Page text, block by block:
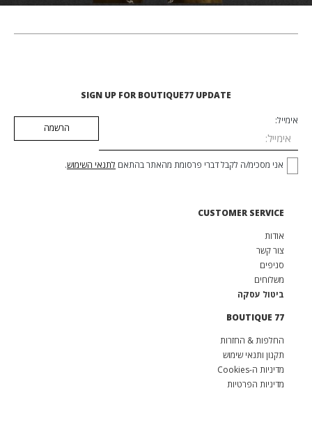
CUSTOMER SERVICE
אודות
צור קשר
סניפים
משלוחים
ביטול עסקה
BOUTIQUE 77
החלפות & החזרות
תקנון ותנאי שימוש
מדיניות ה-Cookies
מדיניות הפרטיות
SIGN UP FOR BOUTIQUE77 UPDATE
אימייל:
אני מסכימ/ה לקבל דברי פרסומת מהאתר בהתאם לתנאי השימוש.